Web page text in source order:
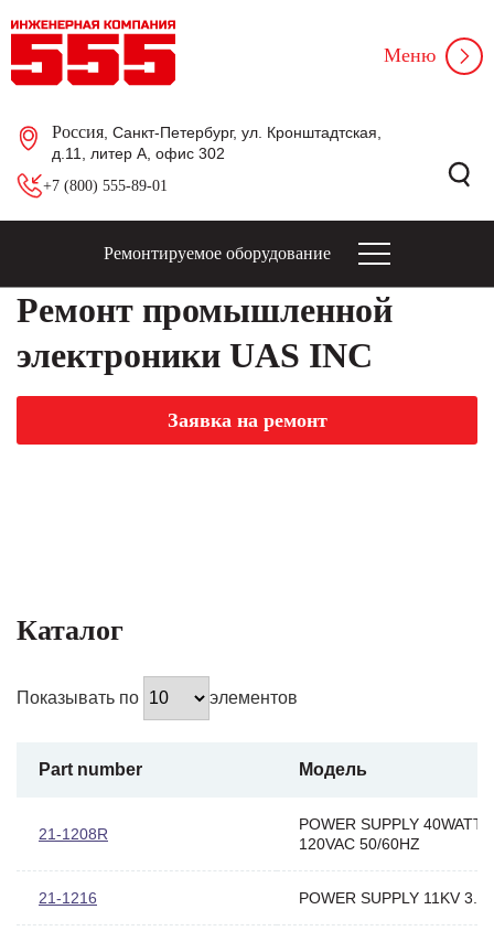
Россия , Санкт-Петербург, ул. Кронштадтская,
д.11, литер А, офис 302
+7 (800) 555-89-01
Меню
Ремонтируемое оборудование
Ремонт промышленной
электроники UAS INC
Заявка на ремонт
Каталог
Показывать по элементов
Part number Модель
21-1208R
POWER SUPPLY 40WATT
120VAC 50/60HZ
21-1216 POWER SUPPLY 11KV